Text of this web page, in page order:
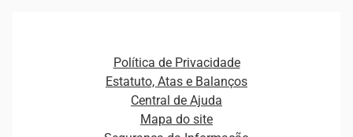
Plataformas e Motores de decisão
Curso Gratuito de Saúde Financeira
Distribuidores e representantes
Estrutura Organizacional
Política de Privacidade
Estatuto, Atas e Balanços
Central de Ajuda
Mapa do site